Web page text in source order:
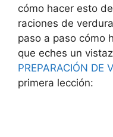
cómo hacer esto
raciones de
paso a paso cómo
que eches un
PREPARACIÓN DE
primera lección: